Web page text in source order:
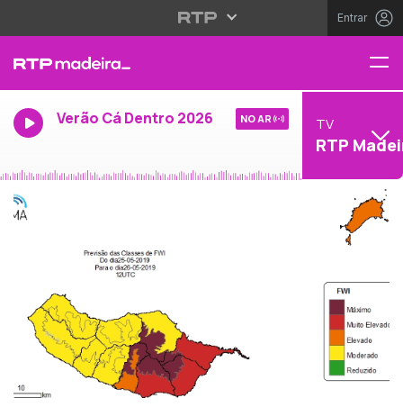
Entrar
Verão Cá Dentro 2026 NO AR TV
RTP